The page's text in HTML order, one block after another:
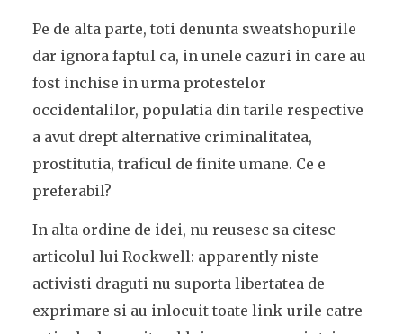
Pe de alta parte, toti denunta sweatshopurile
dar ignora faptul ca, in unele cazuri in care au
fost inchise in urma protestelor
occidentalilor, populatia din tarile respective
a avut drept alternative criminalitatea,
prostitutia, traficul de finite umane. Ce e
preferabil?
In alta ordine de idei, nu reusesc sa citesc
articolul lui Rockwell: apparently niste
activisti draguti nu suporta libertatea de
exprimare si au inlocuit toate link-urile catre